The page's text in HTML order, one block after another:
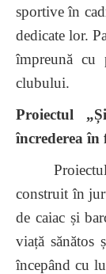
sportive în
dedicate lor.
împreună
clubului.
Proiectul
încrederea
construit în
de caiac și
viață sănătos
începând cu